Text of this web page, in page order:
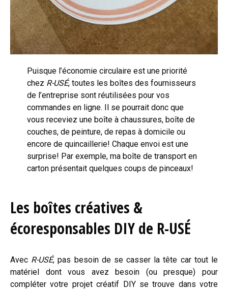
Puisque l’économie circulaire est une priorité
chez R-USÉ, toutes les boîtes des fournisseurs
de l’entreprise sont réutilisées pour vos
commandes en ligne. Il se pourrait donc que
vous receviez une boîte à chaussures, boîte de
couches, de peinture, de repas à domicile ou
encore de quincaillerie! Chaque envoi est une
surprise! Par exemple, ma boîte de transport en
carton présentait quelques coups de pinceaux!
Les boîtes créatives &
écoresponsables DIYde R-USÉ
Avec R-USÉ, pas besoin de se casser la tête car tout le
matériel dont vous avez besoin (ou presque) pour
compléter votre projet créatif DIY se trouve dans votre